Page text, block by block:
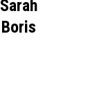
Sarah
Boris